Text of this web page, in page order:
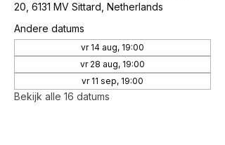
20, 6131 MV Sittard, Netherlands
Andere datums
vr 14 aug, 19:00
vr 28 aug, 19:00
vr 11 sep, 19:00
Bekijk alle 16 datums